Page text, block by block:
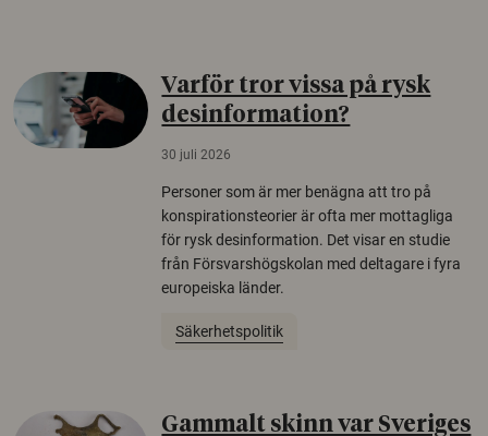
Varför tror vissa på rysk
desinformation?
30 juli 2026
Personer som är mer benägna att tro på
konspirationsteorier är ofta mer mottagliga
för rysk desinformation. Det visar en studie
från Försvarshögskolan med deltagare i fyra
europeiska länder.
Säkerhetspolitik
Gammalt skinn var Sveriges